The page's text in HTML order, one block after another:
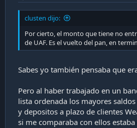
clusten dijo:
Por cierto, el monto que tiene no
de UAF. Es el vuelto del pan, en
Sabes yo también pensaba que
Pero al haber trabajado en un
lista ordenada los mayores
y depositos a plazo de clientes
si me comparaba con ellos